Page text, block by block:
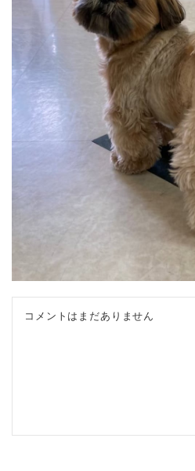
コメントはまだありません